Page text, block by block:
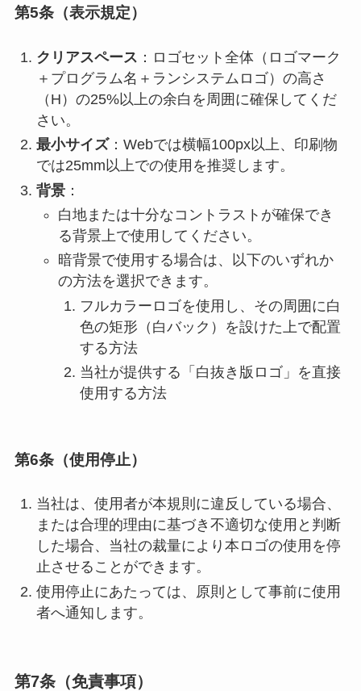
第5条（表示規定）
クリアスペース ：ロゴセット全体（ロゴマーク
＋プログラム名＋ランシステムロゴ）の高さ
（H）の25%以上の余白を周囲に確保してくだ
さい。
最小サイズ：Webでは横幅100px以上、印刷物
では25mm以上での使用を推奨します。
背景：
白地または十分なコントラストが確保でき
る背景上で使用してください。
暗背景で使用する場合は、以下のいずれか
の方法を選択できます。
フルカラーロゴを使用し、その周囲に白
色の矩形（白バック）を設けた上で配置
する方法
当社が提供する「白抜き版ロゴ」を直接
使用する方法
第6条（使用停止）
当社は、使用者が本規則に違反している場合、
または合理的理由に基づき不適切な使用と判断
した場合、当社の裁量により本ロゴの使用を停
止させることができます。
使用停止にあたっては、原則として事前に使用
者へ通知します。
第7条（免責事項）